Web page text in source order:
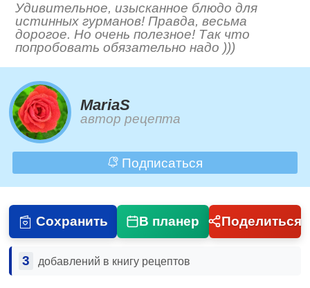
Удивительное, изысканное блюдо для
истинных гурманов! Правда, весьма
дорогое. Но очень полезное! Так что
попробовать обязательно надо )))
MariaS
автор рецепта
Подписаться
Сохранить В планер Поделиться
3 добавлений в книгу рецептов